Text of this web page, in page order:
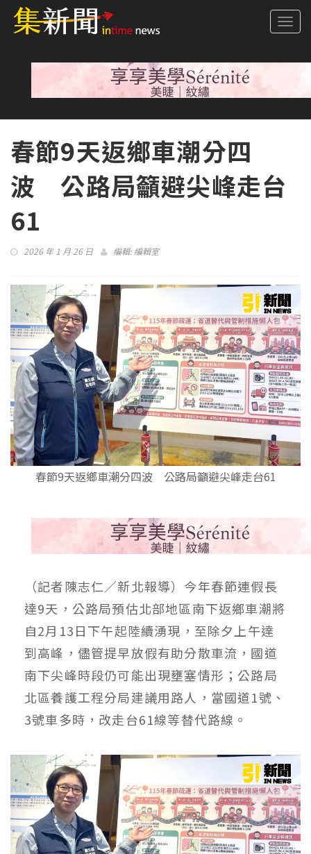
春節9天返鄉車潮分四
波 公路局籲避尖峰走台
61
2026 年 1 月 26 日 編輯:編輯室
春節9天返鄉車潮分四波 公路局籲避尖峰走台61
（記者陳志仁／新北報導）今年春節連假長
達9天，公路局預估北部地區南下返鄉車潮將
自2月13日下午起陸續湧現，至除夕上午達
到高峰，儘管提早放假有助分散車流，國道
南下尖峰時段仍可能出現壅塞情形；公路局
北區養護工程分局建議用路人，當國道1號、
3號車多時，改走台61線等替代路線。